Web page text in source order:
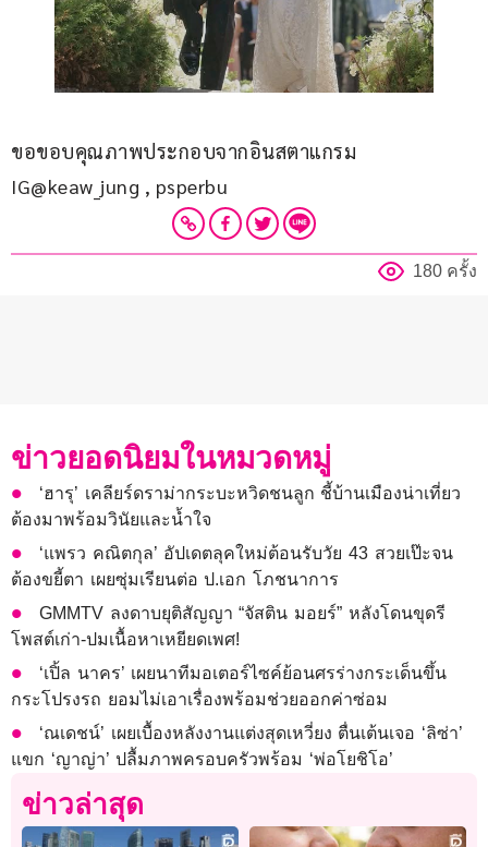
ขอขอบคุณภาพประกอบจากอินสตาแกรม
IG@keaw_jung , psperbu
180 ครั้ง
ข่าวยอดนิยมในหมวดหมู่
‘ฮารุ’ เคลียร์ดราม่ากระบะหวิดชนลูก ชี้บ้านเมืองน่าเที่ยว
ต้องมาพร้อมวินัยและน้ำใจ
‘แพรว คณิตกุล’ อัปเดตลุคใหม่ต้อนรับวัย 43 สวยเป๊ะจน
ต้องขยี้ตา เผยซุ่มเรียนต่อ ป.เอก โภชนาการ
GMMTV ลงดาบยุติสัญญา “จัสติน มอยร์” หลังโดนขุดรี
โพสต์เก่า-ปมเนื้อหาเหยียดเพศ!
‘เปิ้ล นาคร’ เผยนาทีมอเตอร์ไซค์ย้อนศรร่างกระเด็นขึ้น
กระโปรงรถ ยอมไม่เอาเรื่องพร้อมช่วยออกค่าซ่อม
‘ณเดชน์’ เผยเบื้องหลังงานแต่งสุดเหวี่ยง ตื่นเต้นเจอ ‘ลิซ่า’
แขก ‘ญาญ่า’ ปลื้มภาพครอบครัวพร้อม ‘พ่อโยชิโอ’
ข่าวล่าสุด